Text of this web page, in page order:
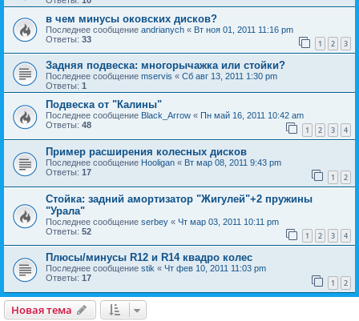
в чeм минусы оковских дисков?
Последнее сообщение andrianych « Вт ноя 01, 2011 11:16 pm
Ответы: 33 1 2 3
Задняя подвеска: многорычажка или стойки?
Последнее сообщение mservis « Сб авг 13, 2011 1:30 pm
Ответы: 1
Подвеска от "Калины"
Последнее сообщение Black_Arrow « Пн май 16, 2011 10:42 am
Ответы: 48 1 2 3 4
Пример расширения колесных дисков
Последнее сообщение Hooligan « Вт мар 08, 2011 9:43 pm
Ответы: 17 1 2
Стойка: задний амортизатор "Жигулей"+2 пружины
"Урала"
Последнее сообщение serbey « Чт мар 03, 2011 10:11 pm
Ответы: 52 1 2 3 4
Плюсы/минусы R12 и R14 квадро колес
Последнее сообщение stik « Чт фев 10, 2011 11:03 pm
Ответы: 17 1 2
Новая тема